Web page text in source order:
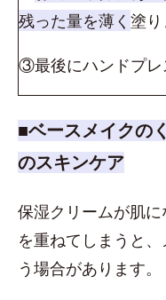
残った量を薄く 塗り
③最後にハンドプレ
■ベースメイクの
のスキンケア
保湿クリームが肌
を重ねてしまうと
う場合があります。